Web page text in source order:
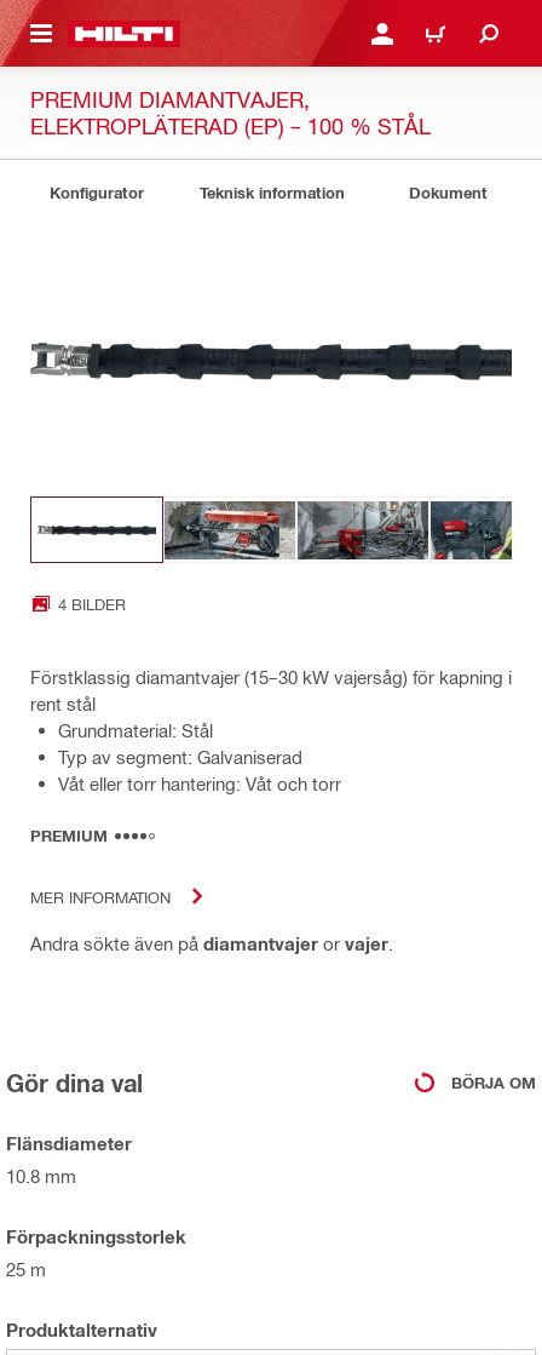
GÅ TILL HUVUDSIDAN LOGGA IN ELLER
VARUKORG
PREMIUM DIAMANTVAJER,
ELEKTROPLÄTERAD (EP) – 100 % STÅL
Konfigurator Teknisk information Dokument
4 BILDER
Förstklassig diamantvajer (15–30 kW vajersåg) för kapning i
rent stål
Grundmaterial: Stål
Typ av segment: Galvaniserad
Våt eller torr hantering: Våt och torr
PREMIUM
MER INFORMATION
Andra sökte även på diamantvajer or vajer
Gör dina val BÖRJA OM
Flänsdiameter
10.8 mm
Förpackningsstorlek
25 m
Produktalternativ